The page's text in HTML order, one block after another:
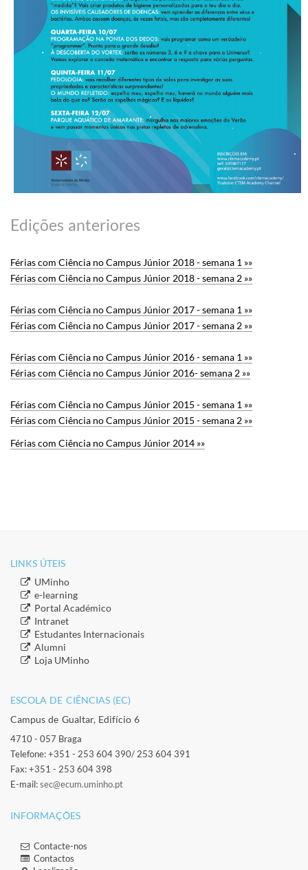
Edições anteriores
Férias com Ciência no Campus Júnior 2018 - semana 1 »»
Férias com Ciência no Campus Júnior 2018 - semana 2 »»
Férias com Ciência no Campus Júnior 2017 - semana 1 »»
Férias com Ciência no Campus Júnior 2017 - semana 2 »»
Férias com Ciência no Campus Júnior 2016 - semana 1 »»
Férias com Ciência no Campus Júnior 2016- semana 2 »»
Férias com Ciência no Campus Júnior 2015 - semana 1 »»
Férias com Ciência no Campus Júnior 2015 - semana 2 »»
Férias com Ciência no Campus Júnior 2014 »»
LINKS ÚTEIS​
​UMinho
​e-learning
​Portal Académico
​Intranet
​Estudantes Inter​​nacionais
​Alumni
​​Loja UMinho
ESCOLA DE CIÊNCIAS (EC)​
Campus de Gualtar, Edifício 6
4710 - 057 Braga
Telefone: +351 - 253 604 390/ 253 604 391
Fax: +351 - 253 604 398
E-mail:sec@ecum.uminho.pt
INFORMAÇÕES
Contacte-nos
Contactos